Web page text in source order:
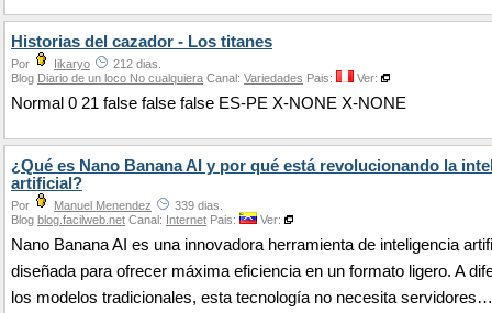
Historias del cazador - Los titanes
Por Iikaryo
212 dias.
Blog Diario de un loco No cualquiera Canal: Variedades Pais: Ver:
Normal 0 21 false false false ES-PE X-NONE X-NONE
¿Qué es Nano Banana AI y por qué está revolucionando la
artificial?
Por Manuel Menendez
339 dias.
Blog blog.facilweb.net Canal: Internet Pais: Ver:
Nano Banana AI es una innovadora herramienta de inteligencia
diseñada para ofrecer máxima eficiencia en un formato ligero. A
los modelos tradicionales, esta tecnología no necesita